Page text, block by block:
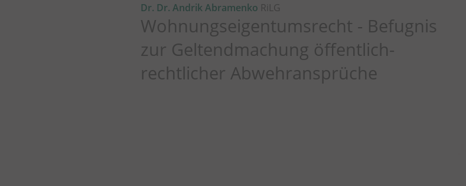
Dr. Dr. Andrik Abramenko RiLG
Wohnungseigentumsrecht - Befugnis
zur Geltendmachung öffentlich-
rechtlicher Abwehransprüche